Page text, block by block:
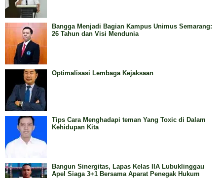
Bangga Menjadi Bagian Kampus Unimus Semarang:
26 Tahun dan Visi Mendunia
Optimalisasi Lembaga Kejaksaan
Tips Cara Menghadapi teman Yang Toxic di Dalam
Kehidupan Kita
Bangun Sinergitas, Lapas Kelas IIA Lubuklinggau
Apel Siaga 3+1 Bersama Aparat Penegak Hukum